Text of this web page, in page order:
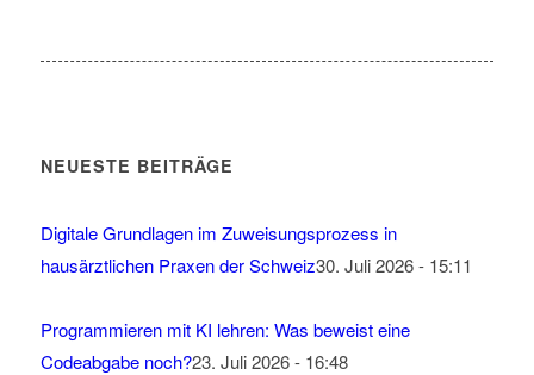
NEUESTE BEITRÄGE
Digitale Grundlagen im Zuweisungsprozess in
hausärztlichen Praxen der Schweiz30. Juli 2026 - 15:11
Programmieren mit KI lehren: Was beweist eine
Codeabgabe noch?23. Juli 2026 - 16:48